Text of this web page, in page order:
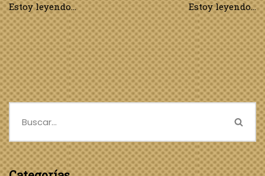
Estoy leyendo… Estoy leyendo…